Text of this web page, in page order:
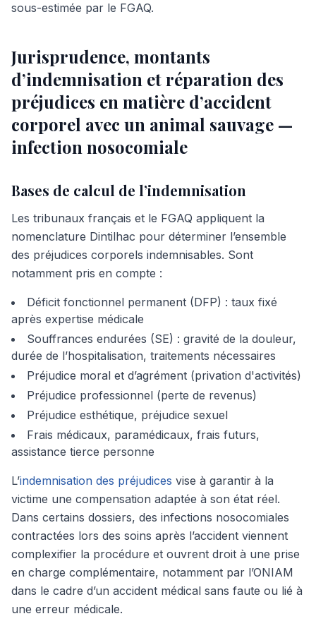
sous-estimée par le FGAQ.
Jurisprudence, montants
d’indemnisation et réparation des
préjudices en matière d’accident
corporel avec un animal sauvage —
infection nosocomiale
Bases de calcul de l’indemnisation
Les tribunaux français et le FGAQ appliquent la
nomenclature Dintilhac pour déterminer l’ensemble
des préjudices corporels indemnisables. Sont
notamment pris en compte :
Déficit fonctionnel permanent (DFP) : taux fixé
après expertise médicale
Souffrances endurées (SE) : gravité de la douleur,
durée de l’hospitalisation, traitements nécessaires
Préjudice moral et d’agrément (privation d'activités)
Préjudice professionnel (perte de revenus)
Préjudice esthétique, préjudice sexuel
Frais médicaux, paramédicaux, frais futurs,
assistance tierce personne
L’indemnisation des préjudices vise à garantir à la
victime une compensation adaptée à son état réel.
Dans certains dossiers, des infections nosocomiales
contractées lors des soins après l’accident viennent
complexifier la procédure et ouvrent droit à une prise
en charge complémentaire, notamment par l’ONIAM
dans le cadre d’un accident médical sans faute ou lié à
une erreur médicale.